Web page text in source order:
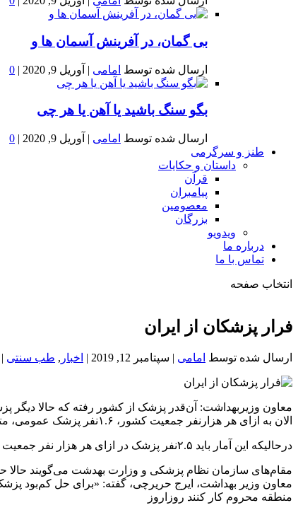
بى گمان، در آفرينش آسمان ها و
ارسال شده توسط امامی | آوریل 9, 2020 |
0
بگو سنگ باشید یا آهن یا هر چی
ارسال شده توسط امامی | آوریل 9, 2020 |
0
طنز و سرگرمی
داستان و حکایات
قرآن
پیامبران
معصومین
بزرگان
ویدویو
درباره ما
تماس با ما
انتخاب صفحه
خون
شمال
فرار پزشکان از ایران
ارسال شده توسط امامی | سپتامبر 12, 2019 | اخبار , طب سنتی |
معاون وزیربهداشت: آن‌قدر پزشک از کشور رفته که حالا دیگر
الان به ازای هر هزارنفر جمعیت کشور، ۱.۶نفر پزشک عمومی، متخصص و دندان‌پزشک هست
در‌حالیکه این آمار باید ۲.۵نفر پزشک در ازای هر هزار نفر جمعیت باشد و حتی در بسیاری کشورهای دنیا، شاخصی بین ۳.۵ تا ۵ نفر به ازای هر هزارنفر جمعیت دارند
مقام‌های سازمان نظام پزشکی و وزارت بهدشت می‌گویند
منطقه محروم کار کنند روزاروز